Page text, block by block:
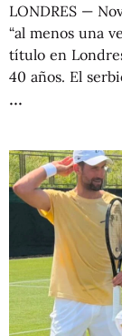
LONDRES —
“al menos una
título en
40 años. El